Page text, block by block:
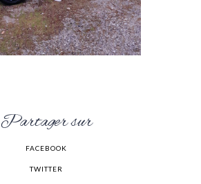
Partager sur
FACEBOOK
TWITTER